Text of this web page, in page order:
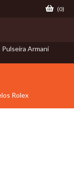
(0)
Pulseira Armani
Rolex